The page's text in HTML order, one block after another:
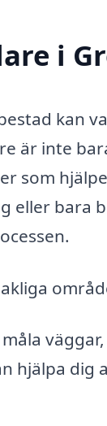
i
kan
är inte
som
eller bara
hjälpa